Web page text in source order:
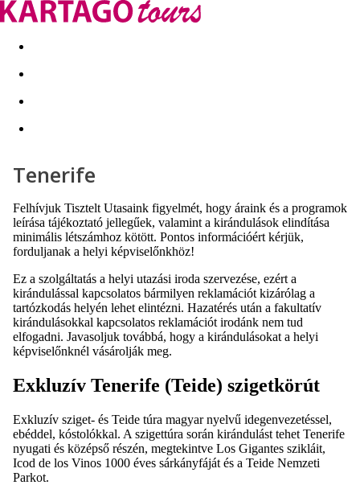
Kapcsolat Nyár 2026 Last Minute
Tenerife
Felhívjuk Tisztelt Utasaink figyelmét, hogy áraink és a programok
leírása tájékoztató jellegűek, valamint a kirándulások elindítása
minimális létszámhoz kötött. Pontos információért kérjük,
forduljanak a helyi képviselőnkhöz!
Ez a szolgáltatás a helyi utazási iroda szervezése, ezért a
kirándulással kapcsolatos bármilyen reklamációt kizárólag a
tartózkodás helyén lehet elintézni. Hazatérés után a fakultatív
kirándulásokkal kapcsolatos reklamációt irodánk nem tud
elfogadni. Javasoljuk továbbá, hogy a kirándulásokat a helyi
képviselőnknél vásárolják meg.
Exkluzív Tenerife (Teide) szigetkörút
Exkluzív sziget- és Teide túra magyar nyelvű idegenvezetéssel,
ebéddel, kóstolókkal. A szigettúra során kirándulást tehet Tenerife
nyugati és középső részén, megtekintve Los Gigantes szikláit,
Icod de los Vinos 1000 éves sárkányfáját és a Teide Nemzeti
Parkot.